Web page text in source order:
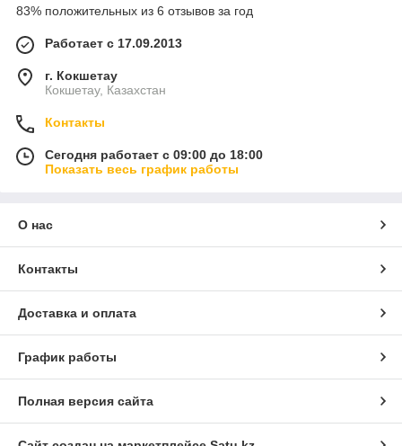
83% положительных из 6 отзывов за год
Работает с 17.09.2013
г. Кокшетау
Кокшетау, Казахстан
Контакты
Сегодня работает с 09:00 до 18:00
Показать весь график работы
О нас
Контакты
Доставка и оплата
График работы
Полная версия сайта